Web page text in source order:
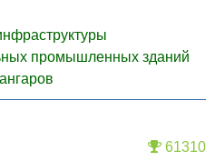
промышленных зданий
61310